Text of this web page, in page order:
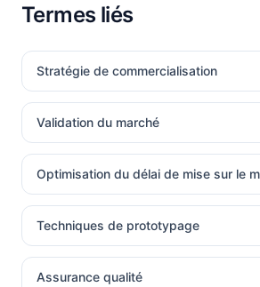
Termes liés
Stratégie de commercialisation
Validation du marché
Optimisation du délai de mise sur le
Techniques de prototypage
Assurance qualité